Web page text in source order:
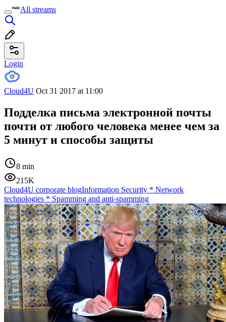
All streams
Login
Cloud4U Oct 31 2017 at 11:00
Подделка письма электронной почты
почти от любого человека менее чем за
5 минут и способы защиты
8 min
215K
Cloud4U corporate blogInformation Security * Network
technologies * Spamming and anti-spamming